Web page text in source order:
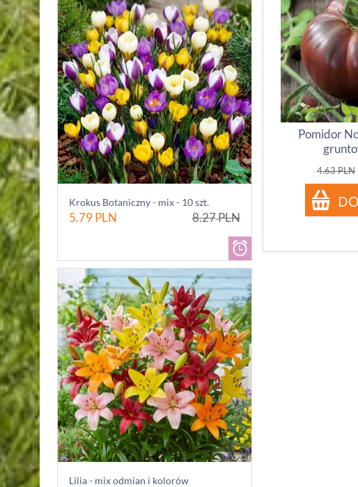
Krokus Botaniczny - mix - 10 szt.
5.79PLN 8.27PLN
Lilia - mix odmian i kolorów
Pomidor
4.63PLN